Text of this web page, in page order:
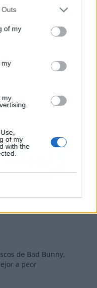
Outs
of my
my
my
of my
with the
de Bad Bunny,
a peor